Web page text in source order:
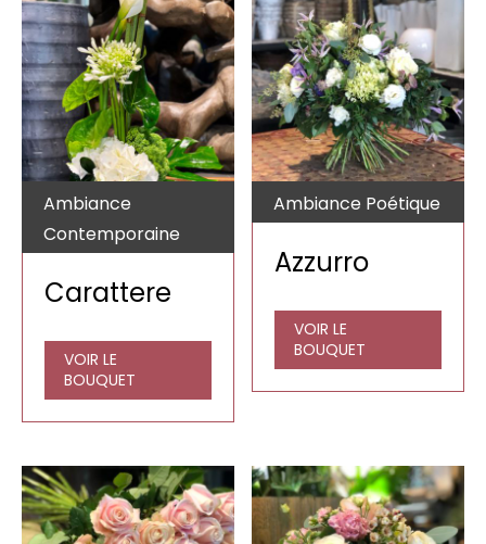
Ambiance
Contemporaine
Carattere
VOIR LE
BOUQUET
Ambiance Poétique
Azzurro
VOIR LE
BOUQUET